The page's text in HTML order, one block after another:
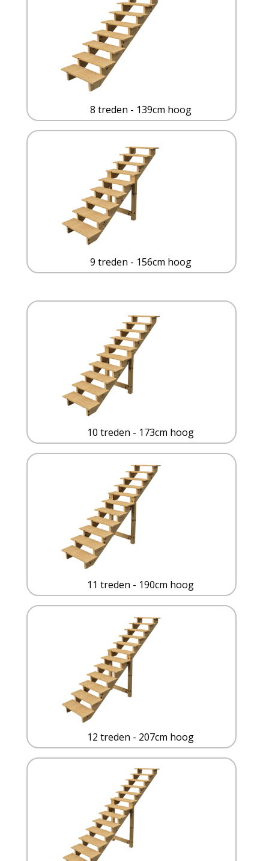
8 treden - 139cm hoog
9 treden - 156cm hoog
10 treden - 173cm hoog
11 treden - 190cm hoog
12 treden - 207cm hoog